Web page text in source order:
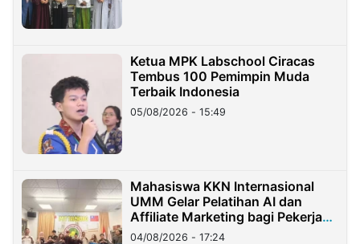
Ketua MPK Labschool Ciracas
Tembus 100 Pemimpin Muda
Terbaik Indonesia
05/08/2026 - 15:49
Mahasiswa KKN Internasional
UMM Gelar Pelatihan AI dan
Affiliate Marketing bagi Pekerja
Migran Indonesia di Taiwan
04/08/2026 - 17:24